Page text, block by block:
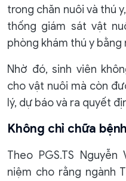
trong chăn nuôi và thú
thống giám sát vật
phòng khám thú y bằng
Nhờ đó, sinh viên
cho vật nuôi mà còn
lý, dự báo và ra quyết
Không chỉ chữa
Theo PGS.TS
niệm cho rằng ngành